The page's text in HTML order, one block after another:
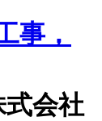
会社